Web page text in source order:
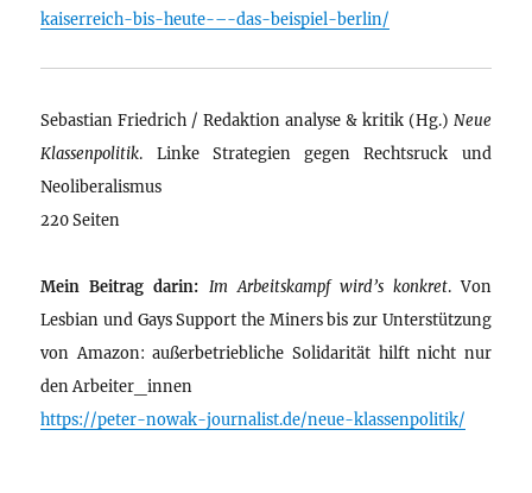
kaiserreich-bis-heute-–-das-beispiel-berlin/
Sebastian Friedrich / Redaktion analyse & kritik (Hg.) Neue
Klassenpolitik. Linke Strategien gegen Rechtsruck und
Neoliberalismus
220 Seiten
Mein Beitrag darin: Im Arbeitskampf wird’s konkret. Von
Lesbian und Gays Support the Miners bis zur Unterstützung
von Amazon: außerbetriebliche Solidarität hilft nicht nur
den Arbeiter_innen
https://peter-nowak-journalist.de/neue-klassenpolitik/